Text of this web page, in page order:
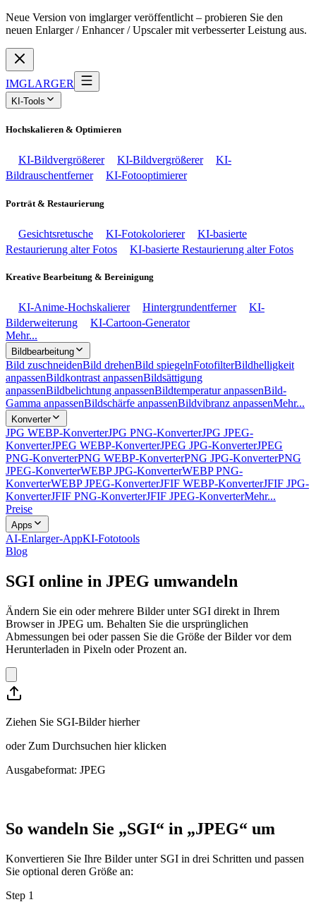
Neue Version von imglarger veröffentlicht – probieren Sie den
neuen Enlarger / Enhancer / Upscaler mit verbesserter Leistung aus.
IMGLARGER
KI-Tools
Hochskalieren & Optimieren
KI-Bildvergrößerer KI-Bildvergrößerer
KI-
Bildrauschentferner
KI-Fotooptimierer
Porträt & Restaurierung
Gesichtsretusche KI-Fotokolorierer
KI-basierte
Restaurierung alter Fotos
KI-basierte Restaurierung alter Fotos
Kreative Bearbeitung & Bereinigung
KI-Anime-Hochskalierer Hintergrundentferner
KI-
Bilderweiterung
KI-Cartoon-Generator
Mehr...
Bildbearbeitung
Bild zuschneidenBild drehenBild spiegelnFotofilterBildhelligkeit
anpassenBildkontrast anpassenBildsättigung
anpassenBildbelichtung anpassenBildtemperatur anpassenBild-
Gamma anpassenBildschärfe anpassenBildvibranz anpassenMehr...
Konverter
JPG WEBP-KonverterJPG PNG-KonverterJPG JPEG-
KonverterJPEG WEBP-KonverterJPEG JPG-KonverterJPEG
PNG-KonverterPNG WEBP-KonverterPNG JPG-KonverterPNG
JPEG-KonverterWEBP JPG-KonverterWEBP PNG-
KonverterWEBP JPEG-KonverterJFIF WEBP-KonverterJFIF JPG-
KonverterJFIF PNG-KonverterJFIF JPEG-KonverterMehr...
Preise
Apps
AI-Enlarger-AppKI-Fototools
Blog
SGI online in JPEG umwandeln
Ändern Sie ein oder mehrere Bilder unter SGI direkt in Ihrem
Browser in JPEG um. Behalten Sie die ursprünglichen
Abmessungen bei oder passen Sie die Größe der Bilder vor dem
Herunterladen in Pixeln oder Prozent an.
Ziehen Sie SGI-Bilder hierher
oder Zum Durchsuchen hier klicken
Ausgabeformat: JPEG
So wandeln Sie „SGI“ in „JPEG“ um
Konvertieren Sie Ihre Bilder unter SGI in drei Schritten und passen
Sie optional deren Größe an:
Step 1